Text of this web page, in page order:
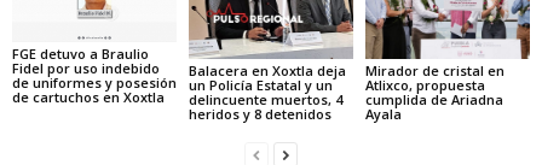
FGE detuvo a Braulio
Fidel por uso indebido
de uniformes y posesión
de cartuchos en Xoxtla
Balacera en Xoxtla deja
un Policía Estatal y un
delincuente muertos, 4
heridos y 8 detenidos
Mirador de cristal en
Atlixco, propuesta
cumplida de Ariadna
Ayala